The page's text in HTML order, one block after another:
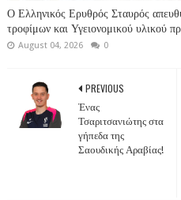
Ο Ελληνικός Ερυθρός Σταυρός
τροφίμων και Υγειονομικού υλικού
August 04, 2026 0
PREVIOUS
Ένας
Τσαριτσανιώτης στα
γήπεδα της
Σαουδικής Αραβίας!